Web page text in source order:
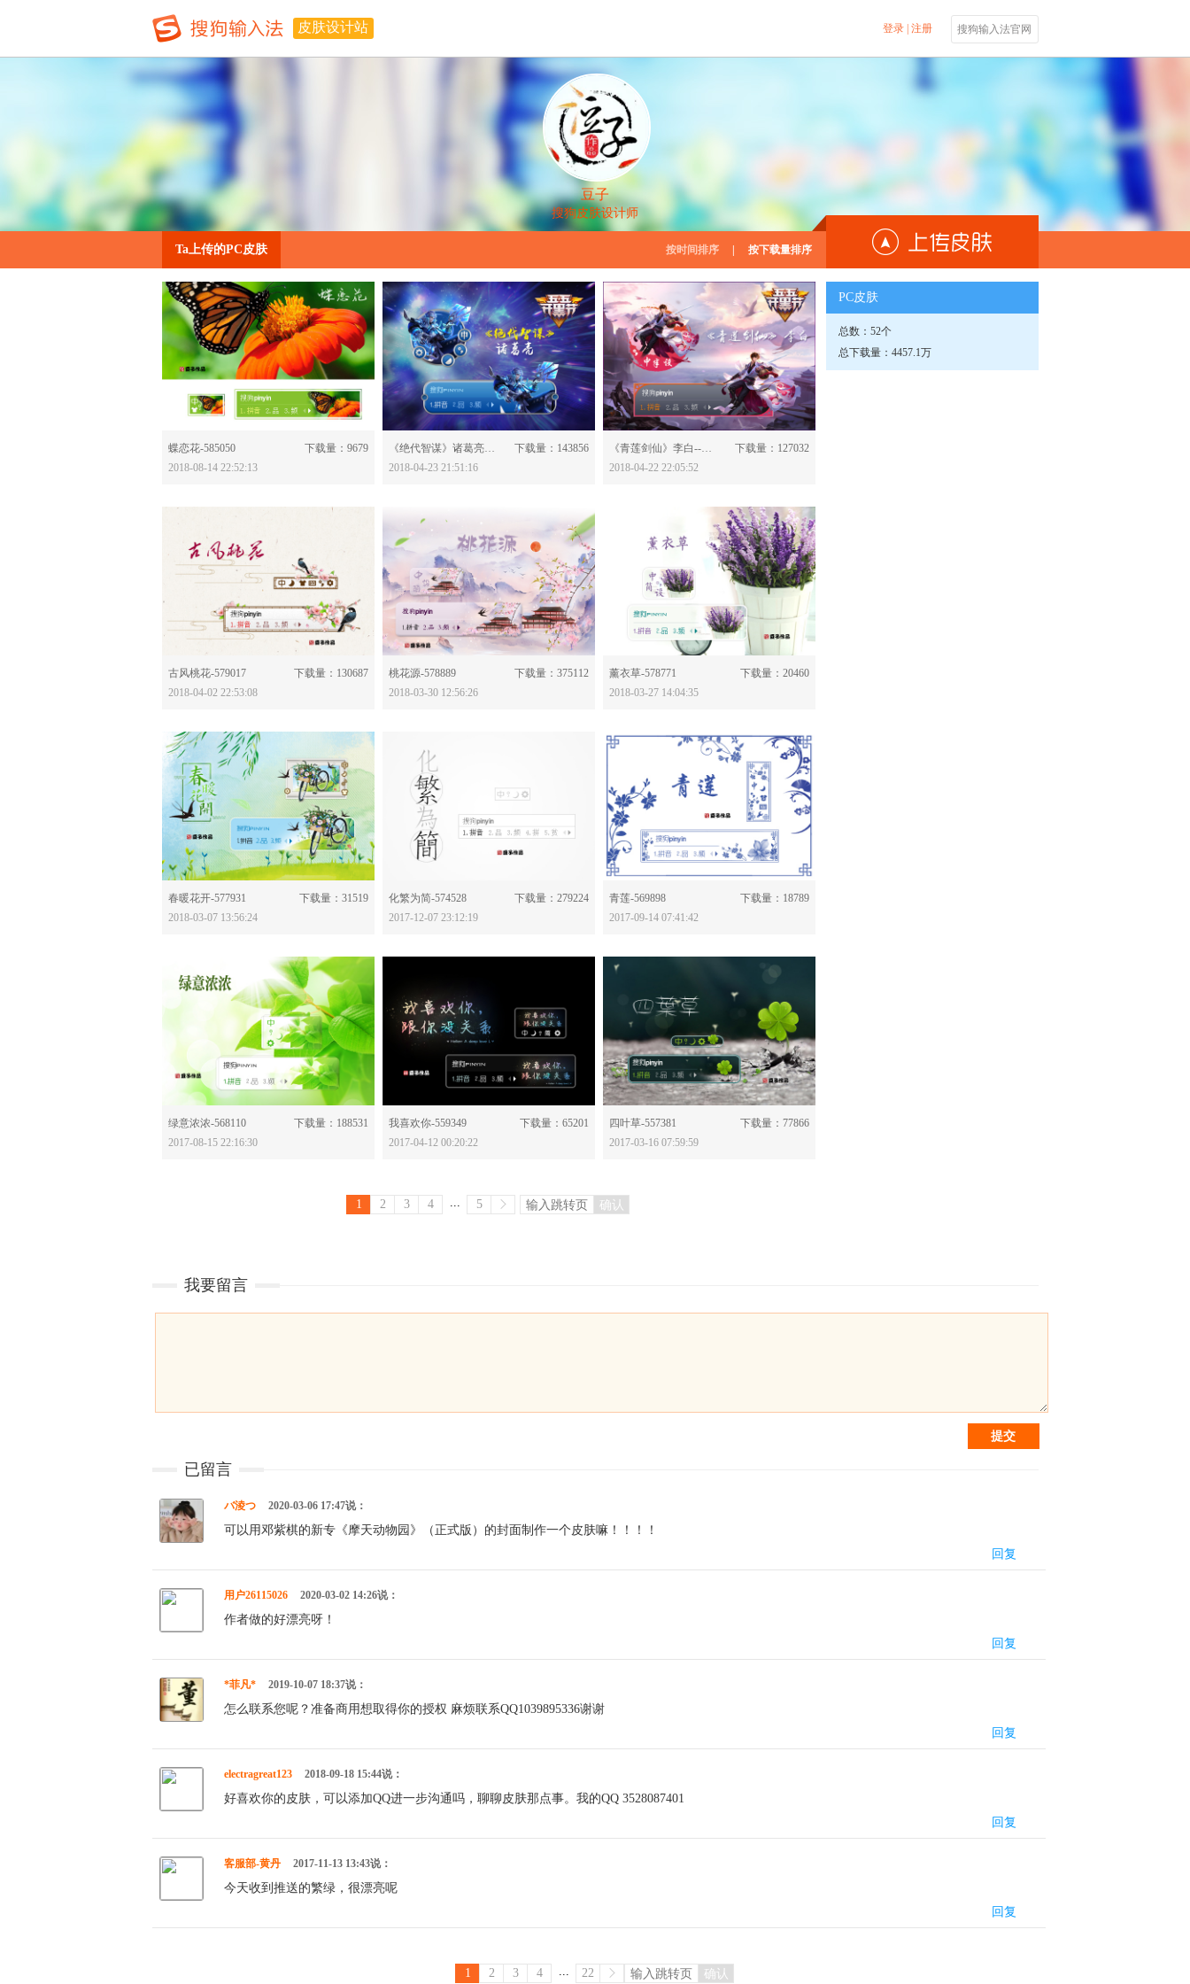
皮肤设计站 登录| 注册 搜狗输入法官网
豆子
搜狗皮肤设计师
Ta上传的PC皮肤 按时间排序 按下载量排序
蝶恋花-585050
下载量：9679
2018-08-14 22:52:13
分享：
《绝代智谋》诸葛亮--王者荣耀-579739
下载量：143856
2018-04-23 21:51:16
分享：
《青莲剑仙》李白--王者荣耀-579683
下载量：127032
2018-04-22 22:05:52
分享：
古风桃花-579017
下载量：130687
2018-04-02 22:53:08
桃花源-578889
下载量：375112
2018-03-30 12:56:26
薰衣草-578771
下载量：20460
2018-03-27 14:04:35
分享：
春暖花开-577931
下载量：31519
2018-03-07 13:56:24
分享：
化繁为简-574528
下载量：279224
2017-12-07 23:12:19
青莲-569898
下载量：18789
2017-09-14 07:41:42
分享：
绿意浓浓-568110
下载量：188531
2017-08-15 22:16:30
分享：
我喜欢你-559349
下载量：65201
2017-04-12 00:20:22
四叶草-557381
下载量：77866
2017-03-16 07:59:59
1 2 3 4 ... 5 确认
PC皮肤
总数：52个
总下载量：4457.1万
我要留言
提交
已留言
バ淩つ 2020-03-06 17:47说：
可以用邓紫棋的新专《摩天动物园》（正式版）的封面制作一个皮肤嘛！！！！
回复
用户26115026 2020-03-02 14:26说：
作者做的好漂亮呀！
回复
*菲凡* 2019-10-07 18:37说：
怎么联系您呢？准备商用想取得你的授权 麻烦联系QQ1039895336谢谢
回复
electragreat123 2018-09-18 15:44说：
好喜欢你的皮肤，可以添加QQ进一步沟通吗，聊聊皮肤那点事。我的QQ 3528087401
回复
客服部-黄丹 2017-11-13 13:43说：
今天收到推送的繁绿，很漂亮呢
回复
1 2 3 4 ... 22 确认